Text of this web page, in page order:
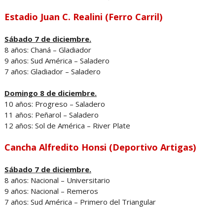
Estadio Juan C. Realini (Ferro Carril)
Sábado 7 de diciembre.
8 años: Chaná – Gladiador
9 años: Sud América – Saladero
7 años: Gladiador – Saladero
Domingo 8 de diciembre.
10 años: Progreso – Saladero
11 años: Peñarol – Saladero
12 años: Sol de América – River Plate
Cancha Alfredito Honsi (Deportivo Artigas)
Sábado 7 de diciembre.
8 años: Nacional – Universitario
9 años: Nacional – Remeros
7 años: Sud América – Primero del Triangular